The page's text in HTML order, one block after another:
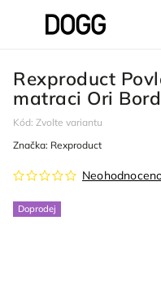
Rexproduct
matraci Ori
Kód: Zvolte variantu
Doprodej
Značka: Rexproduct